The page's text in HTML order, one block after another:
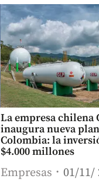
La empresa chilena
inaugura nueva
Colombia: la
$4.000 millones
Empresas 01/11/